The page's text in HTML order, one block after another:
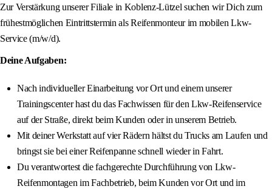
Zur Verstärkung unserer Filiale in Koblenz-Lützel suchen wir Dich zum
frühestmöglichen Eintrittstermin als Reifenmonteur im mobilen Lkw-
Service (m/w/d).
Deine Aufgaben:
Nach individueller Einarbeitung vor Ort und einem unserer
Trainingscenter hast du das Fachwissen für den Lkw-Reifenservice
auf der Straße, direkt beim Kunden oder in unserem Betrieb.
Mit deiner Werkstatt auf vier Rädern hältst du Trucks am Laufen und
bringst sie bei einer Reifenpanne schnell wieder in Fahrt.
Du verantwortest die fachgerechte Durchführung von Lkw-
Reifenmontagen im Fachbetrieb, beim Kunden vor Ort und im